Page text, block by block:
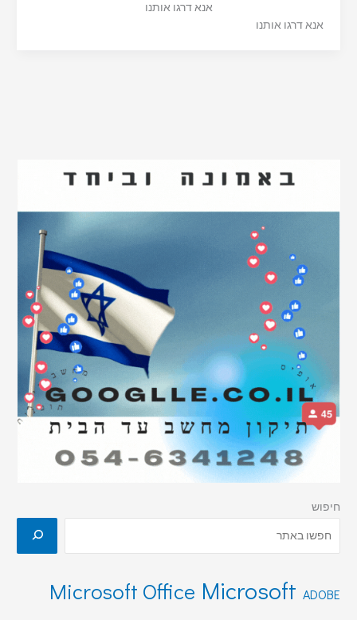
אנא דרגו אותנו
אנא דרגו אותנו
חיפוש
ADOBE
Microsoft
Microsoft Office